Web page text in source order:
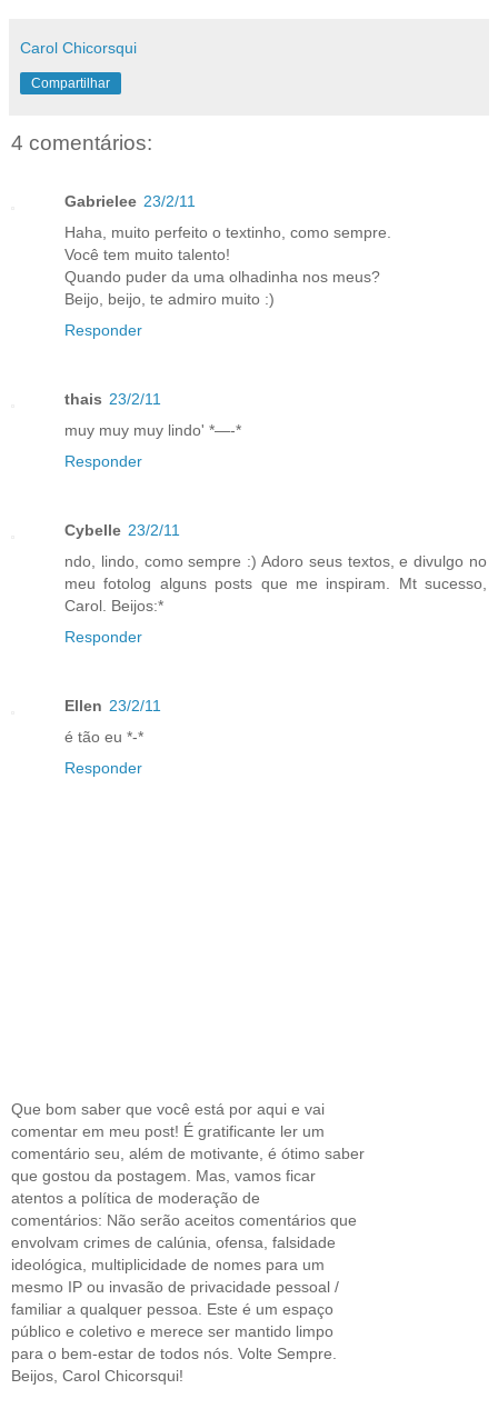
Carol Chicorsqui
Compartilhar
4 comentários:
Gabrielee 23/2/11
Haha, muito perfeito o textinho, como sempre.
Você tem muito talento!
Quando puder da uma olhadinha nos meus?
Beijo, beijo, te admiro muito :)
Responder
thais 23/2/11
muy muy muy lindo' *—-*
Responder
Cybelle 23/2/11
ndo, lindo, como sempre :) Adoro seus textos, e divulgo no
meu fotolog alguns posts que me inspiram. Mt sucesso,
Carol. Beijos:*
Responder
Ellen 23/2/11
é tão eu *-*
Responder
Que bom saber que você está por aqui e vai
comentar em meu post! É gratificante ler um
comentário seu, além de motivante, é ótimo saber
que gostou da postagem. Mas, vamos ficar
atentos a política de moderação de
comentários: Não serão aceitos comentários que
envolvam crimes de calúnia, ofensa, falsidade
ideológica, multiplicidade de nomes para um
mesmo IP ou invasão de privacidade pessoal /
familiar a qualquer pessoa. Este é um espaço
público e coletivo e merece ser mantido limpo
para o bem-estar de todos nós. Volte Sempre.
Beijos, Carol Chicorsqui!